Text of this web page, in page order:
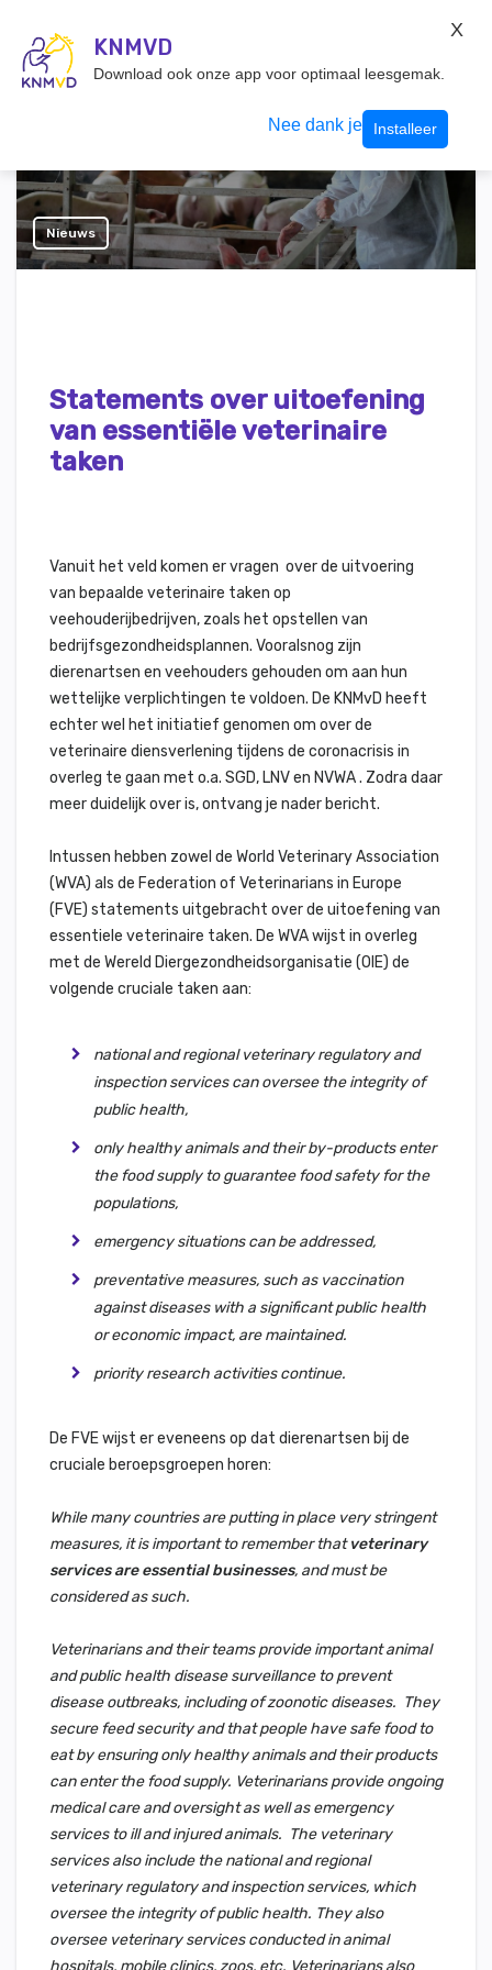
Inloggen
Nieuws
Statements over uitoefening
van essentiële veterinaire
taken
Vanuit het veld komen er vragen over de uitvoering
van bepaalde veterinaire taken op
veehouderijbedrijven, zoals het opstellen van
bedrijfsgezondheidsplannen. Vooralsnog zijn
dierenartsen en veehouders gehouden om aan hun
wettelijke verplichtingen te voldoen. De KNMvD heeft
echter wel het initiatief genomen om over de
veterinaire diensverlening tijdens de coronacrisis in
overleg te gaan met o.a. SGD, LNV en NVWA . Zodra daar
meer duidelijk over is, ontvang je nader bericht.
Intussen hebben zowel de World Veterinary Association
(WVA) als de Federation of Veterinarians in Europe
(FVE) statements uitgebracht over de uitoefening van
essentiele veterinaire taken. De WVA wijst in overleg
met de Wereld Diergezondheidsorganisatie (OIE) de
volgende cruciale taken aan:
national and regional veterinary regulatory and
inspection services can oversee the integrity of
public health,
only healthy animals and their by-products enter
the food supply to guarantee food safety for the
populations,
emergency situations can be addressed,
preventative measures, such as vaccination
against diseases with a significant public health
or economic impact, are maintained.
priority research activities continue.
De FVE wijst er eveneens op dat dierenartsen bij de
cruciale beroepsgroepen horen:
While many countries are putting in place very stringent
measures, it is important to remember thatveterinary
services are essential businesses, and must be
considered as such.
Veterinarians and their teams provide important animal
and public health disease surveillance to prevent
disease outbreaks, including of zoonotic diseases. They
secure feed security and that people have safe food to
eat by ensuring only healthy animals and their products
can enter the food supply. Veterinarians provide ongoing
medical care and oversight as well as emergency
services to ill and injured animals. The veterinary
services also include the national and regional
veterinary regulatory and inspection services, which
oversee the integrity of public health. They also
oversee veterinary services conducted in animal
hospitals, mobile clinics, zoos, etc. Veterinarians also
KNMVD
Download ook onze app voor optimaal leesgemak.
Nee dank je Installeer
X